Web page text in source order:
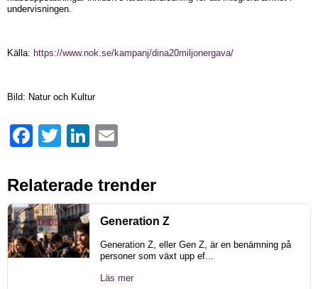
undervisningen.
Källa: https://www.nok.se/kampanj/dina20miljonergava/
Bild: Natur och Kultur
FacebookTwitter LinkedIn
Relaterade trender
Generation Z
Generation Z, eller Gen Z, är en benämning på
personer som växt upp ef...
Läs mer